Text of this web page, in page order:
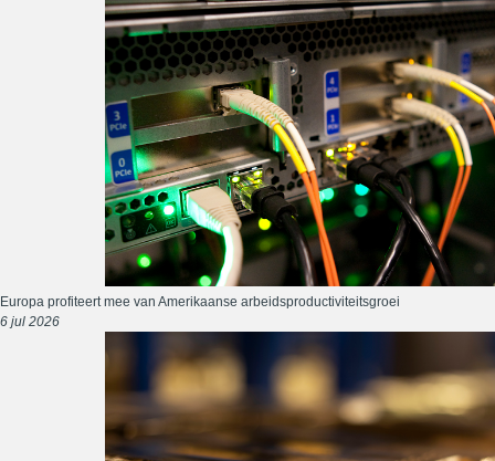
Europa profiteert mee van Amerikaanse arbeidsproductiviteitsgroei
6 jul 2026